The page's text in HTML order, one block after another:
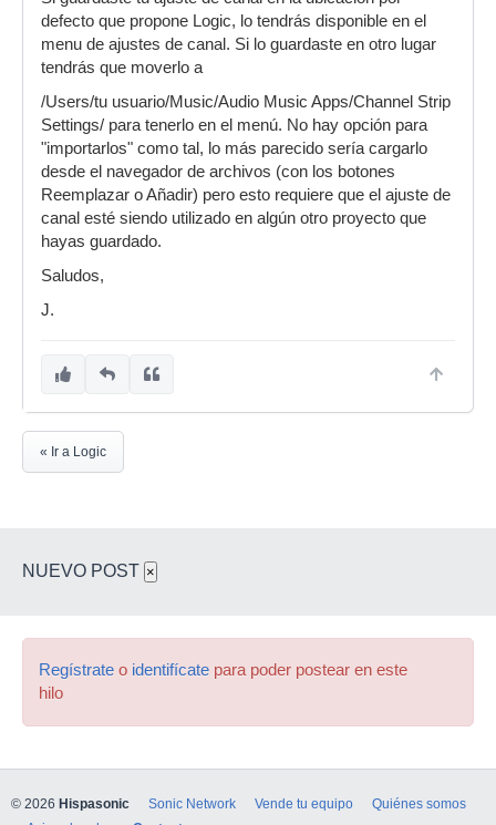
defecto que propone Logic, lo tendrás disponible en el
menu de ajustes de canal. Si lo guardaste en otro lugar
tendrás que moverlo a
/Users/tu usuario/Music/Audio Music Apps/Channel Strip
Settings/ para tenerlo en el menú. No hay opción para
"importarlos" como tal, lo más parecido sería cargarlo
desde el navegador de archivos (con los botones
Reemplazar o Añadir) pero esto requiere que el ajuste de
canal esté siendo utilizado en algún otro proyecto que
hayas guardado.
Saludos,
J.
« Ir a Logic
NUEVO POST ×
Regístrate o identifícate para poder postear en este
hilo
© 2026 Hispasonic Sonic Network Vende tu equipo
Quiénes somos